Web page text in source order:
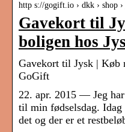
http s://gogift.io › dkk › shop
Gavekort til
boligen hos
Gavekort til Jysk | Køb
GoGift
22. apr. 2015 — Jeg
til min fødselsdag.
det og der er et